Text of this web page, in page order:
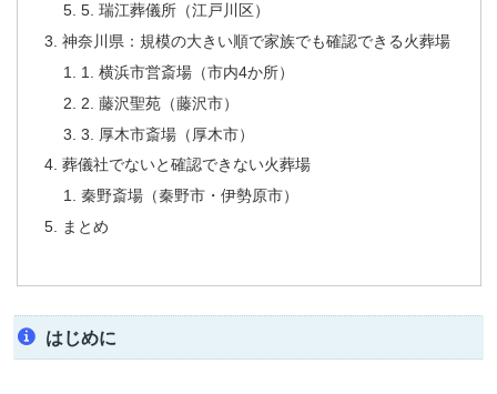
5. 瑞江葬儀所（江戸川区）
神奈川県：規模の大きい順で家族でも確認できる火葬場
1. 横浜市営斎場（市内4か所）
2. 藤沢聖苑（藤沢市）
3. 厚木市斎場（厚木市）
葬儀社でないと確認できない火葬場
秦野斎場（秦野市・伊勢原市）
まとめ
はじめに